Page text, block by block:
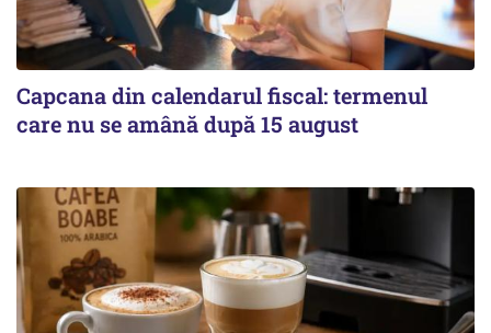
Capcana din calendarul fiscal: termenul
care nu se amână după 15 august